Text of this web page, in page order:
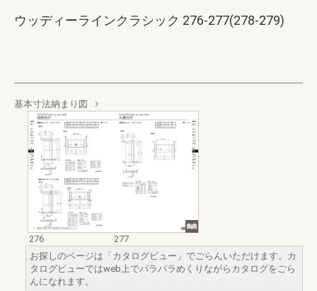
ウッディーラインクラシック 276-277(278-279)
基本寸法納まり図
276
277
お探しのページは「カタログビュー」でごらんいただけます。カ
タログビューではweb上でパラパラめくりながらカタログをごら
んになれます。